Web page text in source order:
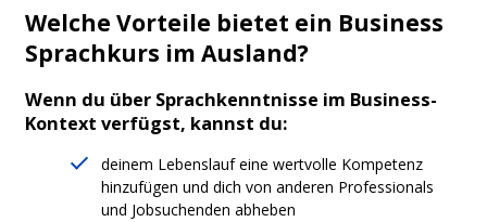
Welche Vorteile bietet ein Business
Sprachkurs im Ausland?
Wenn du über Sprachkenntnisse im Business-
Kontext verfügst, kannst du:
deinem Lebenslauf eine wertvolle Kompetenz
hinzufügen und dich von anderen Professionals
und Jobsuchenden abheben